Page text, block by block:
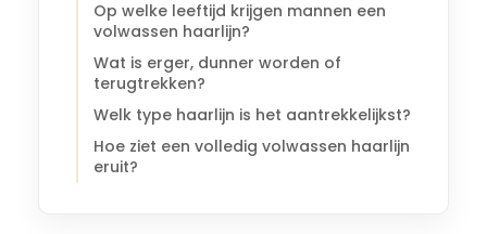
Op welke leeftijd krijgen mannen een
volwassen haarlijn?
Wat is erger, dunner worden of
terugtrekken?
Welk type haarlijn is het aantrekkelijkst?
Hoe ziet een volledig volwassen haarlijn
eruit?